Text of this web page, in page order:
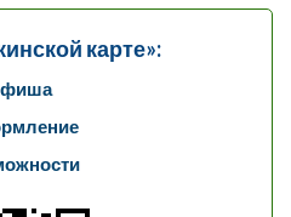
карте»: